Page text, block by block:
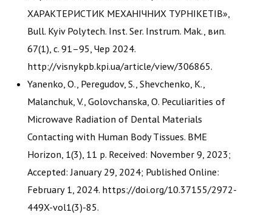
ХАРАКТЕРИСТИК МЕХАНІЧНИХ ТУРНІКЕТІВ»,
Bull. Kyiv Polytech. Inst. Ser. Instrum. Mak., вип.
67(1), с. 91–95, Чер 2024.
http://visnykpb.kpi.ua/article/view/306865.
Yanenko, O., Peregudov, S., Shevchenko, К.,
Malanchuk, V., Golovchanska, O. Peculiarities of
Microwave Radiation of Dental Materials
Contacting with Human Body Tissues. BME
Horizon, 1(3), 11 р. Received: November 9, 2023;
Accepted: January 29, 2024; Published Online:
February 1, 2024. https://doi.org/10.37155/2972-
449X-vol1(3)-85.